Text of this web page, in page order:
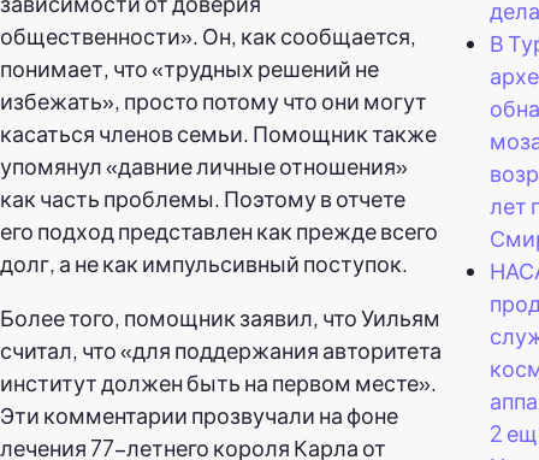
общественности». Он, как сообщается,
понимает, что «трудных решений не
избежать», просто потому что они могут
касаться членов семьи. Помощник также
упомянул «давние личные отношения»
как часть проблемы. Поэтому в отчете
его подход представлен как прежде всего
долг, а не как импульсивный поступок.
Более того, помощник заявил, что Уильям
считал, что «для поддержания авторитета
институт должен быть на первом месте».
Эти комментарии прозвучали на фоне
лечения 77-летнего короля Карла от
В
лет
2